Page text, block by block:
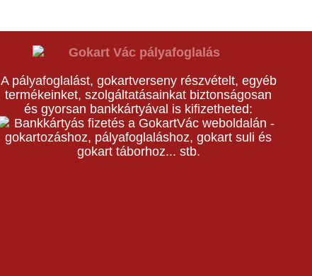
A pályafoglalást, gokartverseny részvételt, egyéb
termékeinket, szolgáltatásainkat biztonságosan
és gyorsan bankkártyával is kifizetheted: